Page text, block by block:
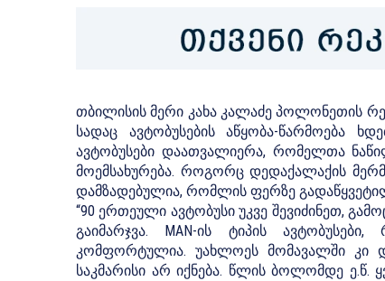
თბილისის მერი კახა კალაძე პოლონეთის
სადაც ავტობუსების აწყობა-წარმოება
ავტობუსები დაათვალიერა, რომელთა
მოემსახურება. როგორც დედაქალაქის
დამზადებულია, რომლის ფერზე
“90 ერთეული ავტობუსი უკვე შევიძინეთ,
გაიმარჯვა. MAN-ის ტიპის
კომფორტულია. უახლოეს მომავალში კი
საკმარისი არ იქნება. წლის ბოლომდე ე.წ.